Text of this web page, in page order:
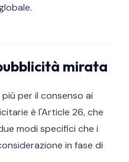
mirata
per il consenso ai
è l'Article 26, che
modi specifici che i
in fase di